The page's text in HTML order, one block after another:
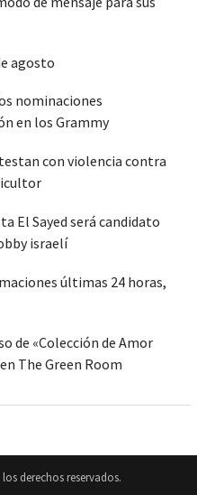
agosto
nominaciones
en los Grammy
con violencia contra
El Sayed será candidato
israelí
últimas 24 horas,
de «Colección de Amor
The Green Room
derechos reservados.